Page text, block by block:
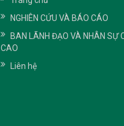
NGHIÊN CỨU VÀ BÁO CÁO
BAN LÃNH ĐẠO VÀ NHÂN SỰ
CAO
Liên hệ